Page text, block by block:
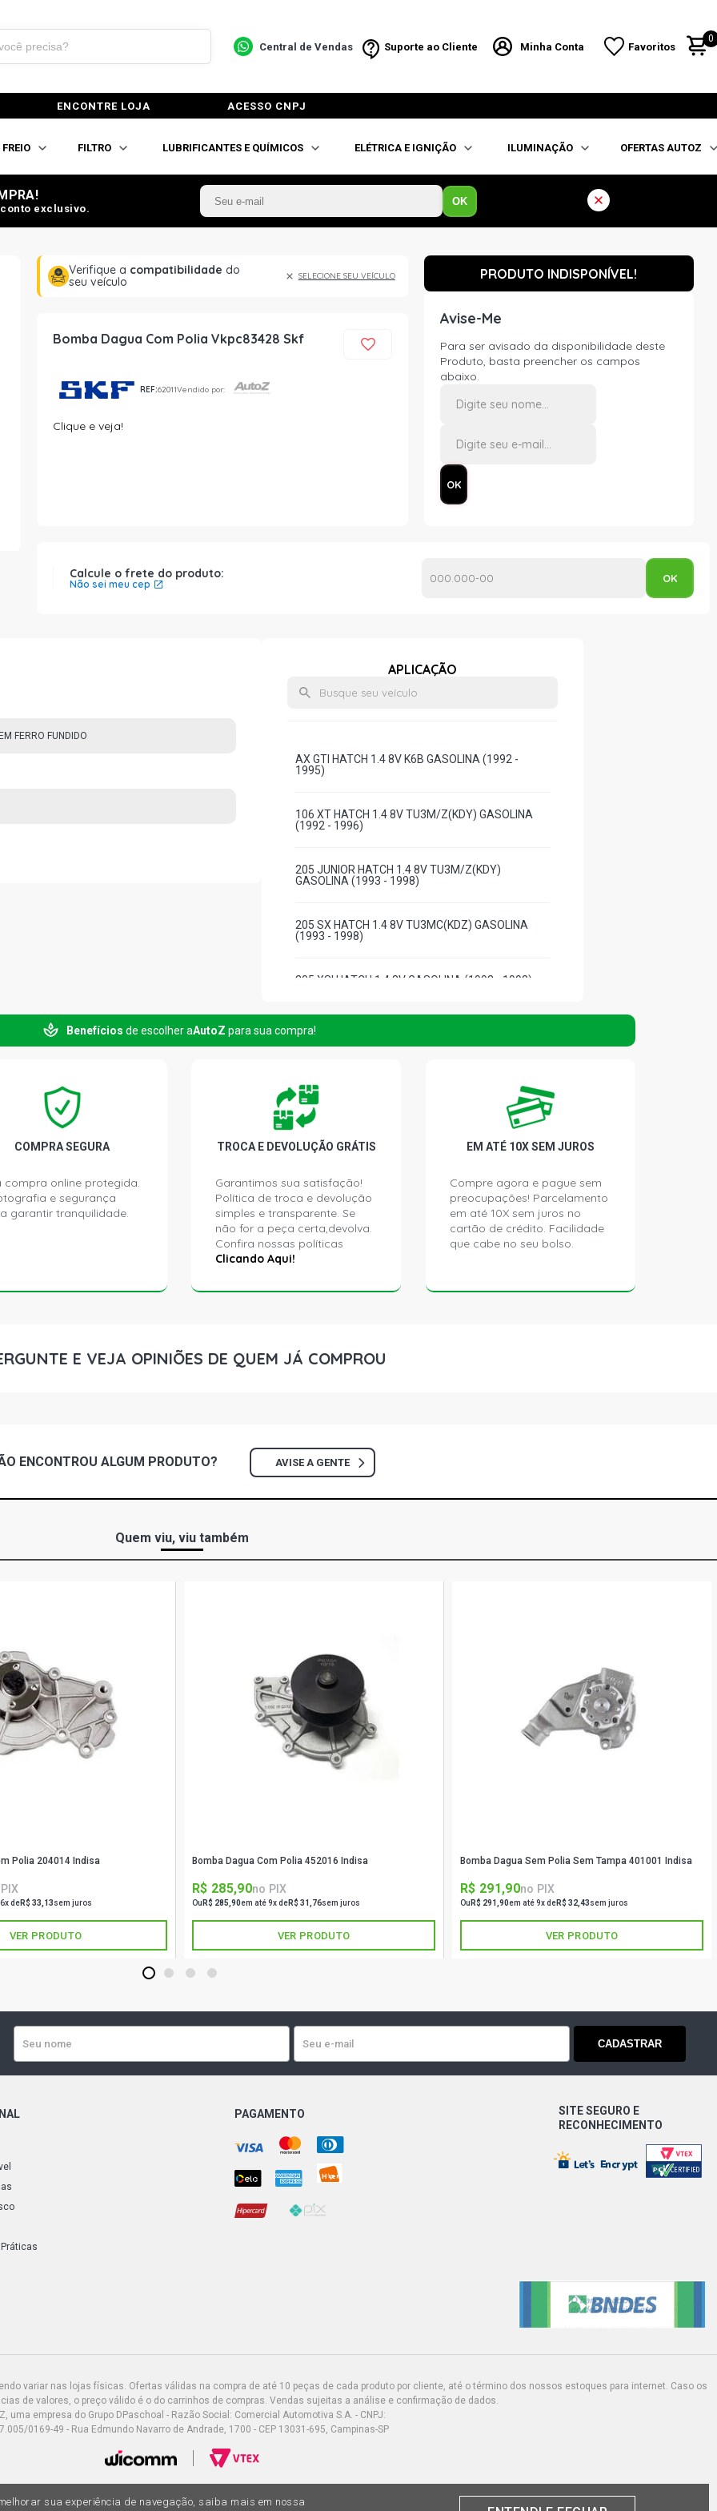
Central de Vendas Suporte ao Cliente Minha Conta Favoritos
0
ENCONTRE LOJA ACESSO CNPJ
FREIO FILTRO LUBRIFICANTES E QUÍMICOS ELÉTRICA E IGNIÇÃO ILUMINAÇÃO OFERTAS AUTOZ
exclusivo.
OK
Verifique a compatibilidade do
seu veículo
SELECIONE SEU VEÍCULO
Bomba Dagua Com Polia Vkpc83428 Skf
REF:62011Vendido por:
Clique e veja!
PRODUTO INDISPONÍVEL!
Avise-Me
Para ser avisado da disponibilidade deste
Produto, basta preencher os campos
abaixo.
Calcule o frete do produto:
Não sei meu cep
FERRO FUNDIDO
APLICAÇÃO
AX GTI HATCH 1.4 8V K6B GASOLINA (1992 -
1995)
106 XT HATCH 1.4 8V TU3M/Z(KDY) GASOLINA
(1992 - 1996)
205 JUNIOR HATCH 1.4 8V TU3M/Z(KDY)
GASOLINA (1993 - 1998)
205 SX HATCH 1.4 8V TU3MC(KDZ) GASOLINA
(1993 - 1998)
205 XSI HATCH 1.4 8V GASOLINA (1993 - 1998)
206 PASSION HATCH 1.6 8V TU5JP4(NFZ)
GASOLINA (1999 - 2001)
2001)
2001)
206 TECHNO HATCH 1.6 8V GASOLINA (2003 -
2007)
306 XS HATCH 1.6 8V GASOLINA (1995 - 1997)
Benefícios de escolher aAutoZ para sua compra!
COMPRA SEGURA
compra online protegida.
e segurança
garantir tranquilidade.
TROCA E DEVOLUÇÃO GRÁTIS
Garantimos sua satisfação!
Política de troca e devolução
simples e transparente. Se
não for a peça certa,devolva.
Confira nossas políticas
Clicando Aqui!
EM ATÉ 10X SEM JUROS
Compre agora e pague sem
preocupações! Parcelamento
em até 10X sem juros no
cartão de crédito. Facilidade
que cabe no seu bolso.
E VEJA OPINIÕES DE QUEM JÁ COMPROU
ENCONTROU ALGUM PRODUTO? AVISE A GENTE
Quem viu, viu também
Polia 204014 Indisa
deR$ 33,13sem juros
VER PRODUTO
Bomba Dagua Com Polia 452016 Indisa
R$ 285,90no PIX
Ou R$ 285,90em até 9x deR$ 31,76sem juros
VER PRODUTO
Bomba Dagua Sem Polia Sem Tampa 401001 Indisa
R$ 291,90no PIX
Ou R$ 291,90em até 9x deR$ 32,43sem juros
VER PRODUTO
1 2 3 4
CADASTRAR
PAGAMENTO
SITE SEGURO E
RECONHECIMENTO
variar nas lojas físicas. Ofertas válidas na compra de até 10 peças de cada produto por cliente, até o término dos nossos estoques para internet. Caso os
de valores, o preço válido é o do carrinhos de compras. Vendas sujeitas a análise e confirmação de dados.
uma empresa do Grupo DPaschoal - Razão Social: Comercial Automotiva S.A. - CNPJ:
0169-49 - Rua Edmundo Navarro de Andrade, 1700 - CEP 13031-695, Campinas-SP
sua experiência de navegação, saiba mais em nossa